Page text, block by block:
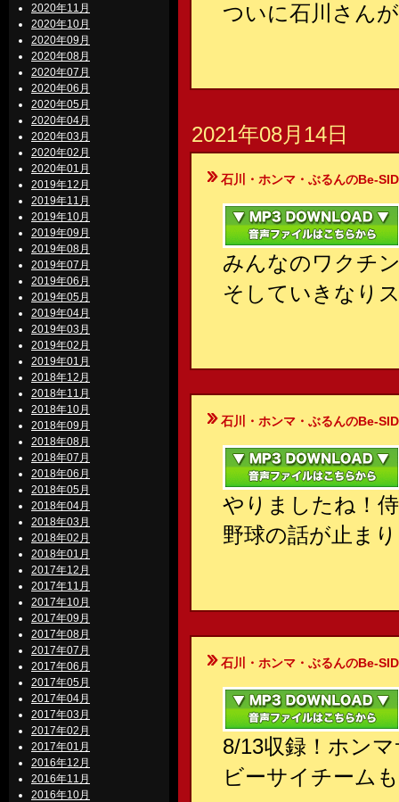
2020年11月
2020年10月
2020年09月
2020年08月
2020年07月
2020年06月
2020年05月
2020年04月
2020年03月
2020年02月
2020年01月
2019年12月
2019年11月
2019年10月
2019年09月
2019年08月
2019年07月
2019年06月
2019年05月
2019年04月
2019年03月
2019年02月
2019年01月
2018年12月
2018年11月
2018年10月
2018年09月
2018年08月
2018年07月
2018年06月
2018年05月
2018年04月
2018年03月
2018年02月
2018年01月
2017年12月
2017年11月
2017年10月
2017年09月
2017年08月
2017年07月
2017年06月
2017年05月
2017年04月
2017年03月
2017年02月
2017年01月
2016年12月
2016年11月
2016年10月
ついに石川さん
2021年08月14日
石川・ホンマ・ぶるんのBe-
みんなのワクチ
そしていきなり
石川・ホンマ・ぶるんのBe-
やりましたね！
野球の話が止ま
石川・ホンマ・ぶるんのBe-
8/13収録！ホン
ビーサイチーム